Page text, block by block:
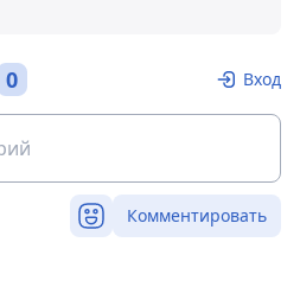
0 Вход
Комментировать